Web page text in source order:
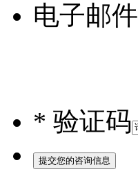
电子邮件
* 验证码